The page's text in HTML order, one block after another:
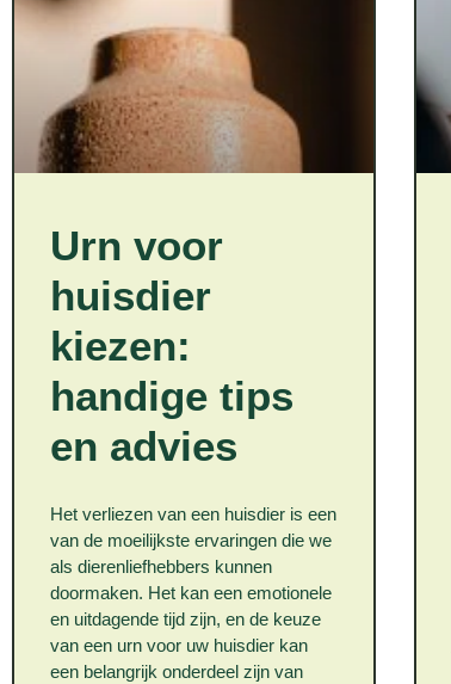
Urn voor
huisdier
kiezen:
handige tips
en advies
Het verliezen van een huisdier is een
van de moeilijkste ervaringen die we
als dierenliefhebbers kunnen
doormaken. Het kan een emotionele
en uitdagende tijd zijn, en de keuze
van een urn voor uw huisdier kan
een belangrijk onderdeel zijn van